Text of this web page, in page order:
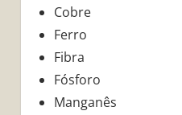
Cobre
Ferro
Fibra
Fósforo
Manganês